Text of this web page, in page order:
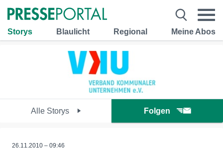
Storys Blaulicht Regional Meine Abos
Alle Storys Folgen
26.11.2010 – 09:46